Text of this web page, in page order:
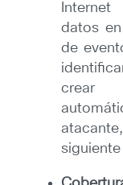
datos
de
crear